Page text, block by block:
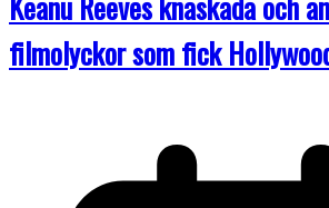
filmolyckor som fick